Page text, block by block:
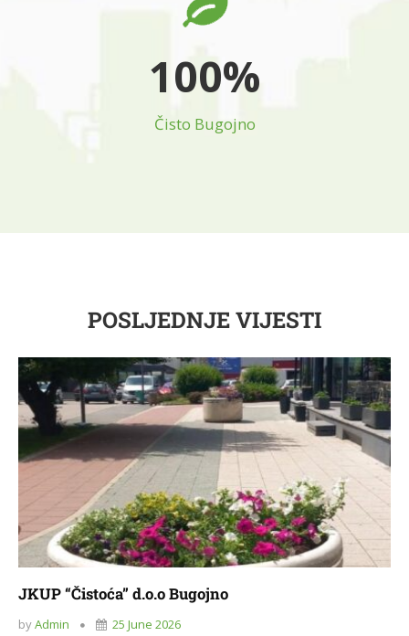
100%
Čisto Bugojno
POSLJEDNJE VIJESTI
JKUP “Čistoća” d.o.o Bugojno
byAdmin 25 June 2026